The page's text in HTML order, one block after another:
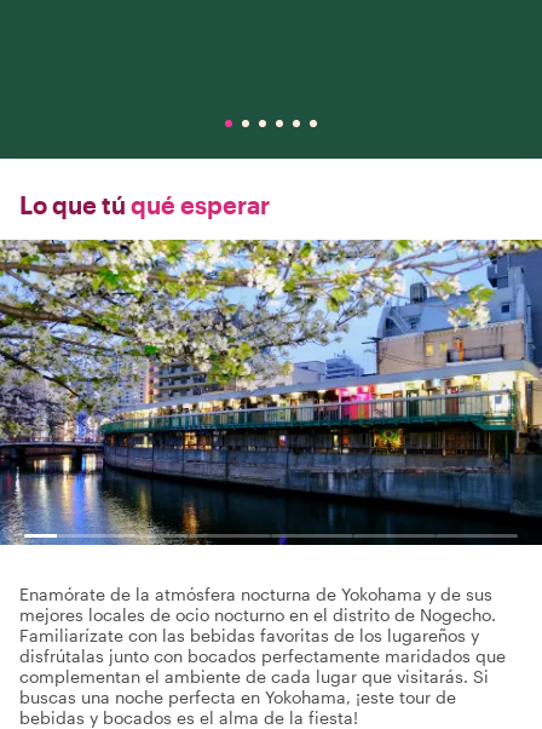
Lo que tú qué esperar
Enamórate de la atmósfera nocturna de Yokohama y de sus
mejores locales de ocio nocturno en el distrito de Nogecho.
Familiarízate con las bebidas favoritas de los lugareños y
disfrútalas junto con bocados perfectamente maridados que
complementan el ambiente de cada lugar que visitarás. Si
buscas una noche perfecta en Yokohama, ¡este tour de
bebidas y bocados es el alma de la fiesta!